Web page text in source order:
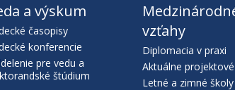
a výskum
časopisy
konferencie
pre vedu a
štúdium
vzťahy
Diplomacia v praxi
Aktuálne
Letné a zimné školy